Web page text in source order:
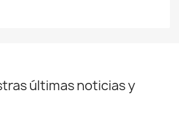
últimas noticias y